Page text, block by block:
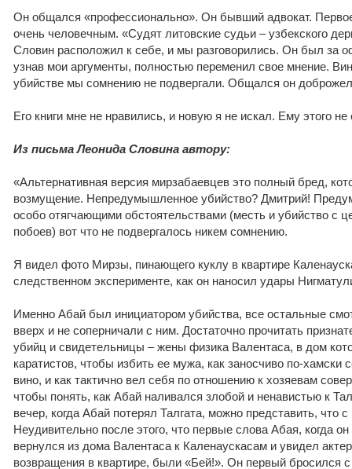
Он общался «профессионально». Он бывший адвокат.
очень человечным. «Судят литовские судьи – узбекского
Словин расположил к себе, и мы разговорились. Он был за
узнав мои аргументы, полностью переменил свое мнение.
убийстве мы сомнению не подвергали. Общался он
Его книги мне не нравились, и новую я не искал. Ему этого не
Из письма Леонида Словина автору:
«Альтернативная версия мирзабаевцев это полный бред,
возмущение. Непредумышленное убийство? Дмитрий!
особо отягчающими обстоятельствами (месть и убийство с
побоев) вот что не подвергалось никем сомнению.
Я видел фото Мирзы, пинающего куклу в квартире
следственном эксперименте, как он наносил удары
Именно Абай был инициатором убийства, все остальные
вверх и не соперничали с ним. Достаточно прочитать
убийц и свидетельницы – жены физика Валентаса, в дом
каратистов, чтобы избить ее мужа, как заносчиво по-хамски
вино, и как тактично вел себя по отношению к хозяевам
чтобы понять, как Абай наливался злобой и ненавистью к
вечер, когда Абай потерял Талгата, можно представить, что
Неудивительно после этого, что первые слова Абая, когда
вернулся из дома Валентаса к Каленаускасам и увидел
возвращения в квартире, были «Бей!». Он первый бросился с